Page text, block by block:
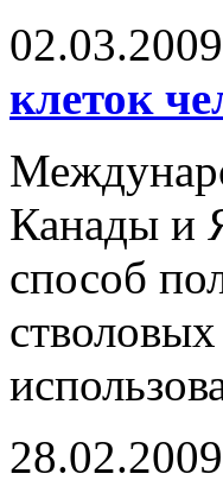
02.03.2009
клеток
Канады и
способ
28.02.2009